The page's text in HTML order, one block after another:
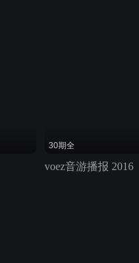
30期全
voez音游播报 2016